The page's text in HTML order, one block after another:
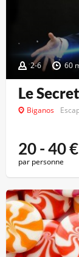
2-6 60
Le
Biganos
20 - 40€
par personne